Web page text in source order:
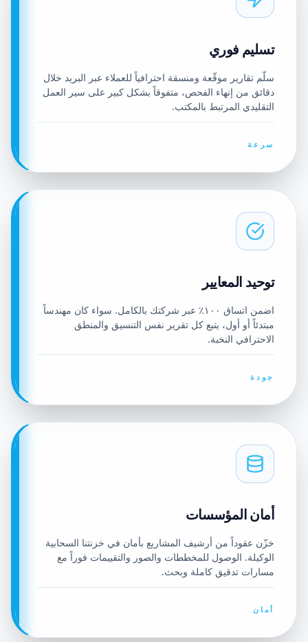
تسليم فوري
سلّم تقارير موقّعة ومنسقة احترافياً للعملاء عبر البريد خلال
دقائق من إنهاء الفحص، متفوقاً بشكل كبير على سير العمل
التقليدي المرتبط بالمكتب.
سرعة
توحيد المعايير
اضمن اتساق ١٠٠٪ عبر شركتك بالكامل. سواء كان مهندساً
مبتدئاً أو أول، يتبع كل تقرير نفس التنسيق والمنطق
الاحترافي النخبة.
جودة
أمان المؤسسات
خزّن عقوداً من أرشيف المشاريع بأمان في خزنتنا السحابية
الوكيلة. الوصول للمخططات والصور والتقييمات فوراً مع
مسارات تدقيق كاملة وبحث.
أمان